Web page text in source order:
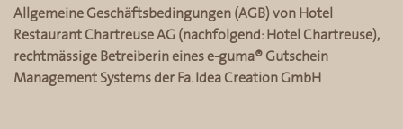
Allgemeine Geschäftsbedingungen (AGB) von Hotel
Restaurant Chartreuse AG (nachfolgend: Hotel Chartreuse),
rechtmässige Betreiberin eines e-guma® Gutschein
Management Systems der Fa. Idea Creation GmbH